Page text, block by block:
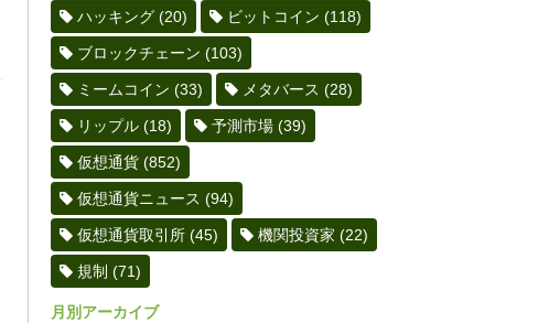
ハッキング (20) ビットコイン (118)
ブロックチェーン (103)
ミームコイン (33) メタバース (28)
リップル (18) 予測市場 (39)
仮想通貨 (852)
仮想通貨ニュース (94)
仮想通貨取引所 (45) 機関投資家 (22)
規制 (71)
月別アーカイブ